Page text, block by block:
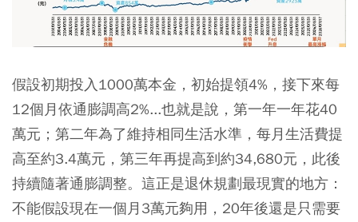
假設初期投入1000萬本金，初始提領4%，接下來每
12個月依通膨調高2%...也就是說，第一年一年花40
萬元；第二年為了維持相同生活水準，每月生活費提
高至約3.4萬元，第三年再提高到約34,680元，此後
持續隨著通膨調整。這正是退休規劃最現實的地方：
不能假設現在一個月3萬元夠用，20年後還是只需要